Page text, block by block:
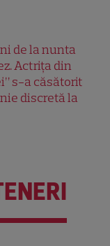
de la nunta
Actrița din
s-a căsătorit
discretă la